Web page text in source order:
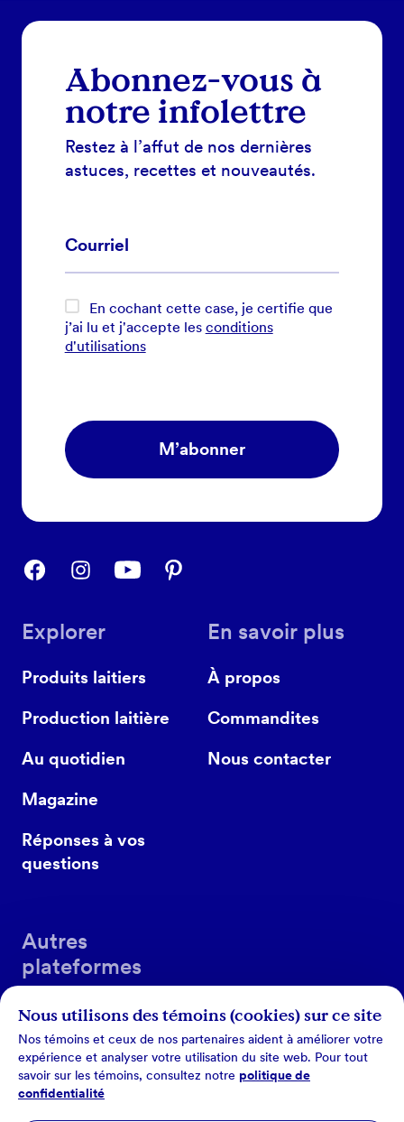
Nous utilisons des témoins (cookies) sur ce site
Nos témoins et ceux de nos partenaires aident à améliorer votre
expérience et analyser votre utilisation du site web. Pour tout
savoir sur les témoins, consultez notre politique de
confidentialité
Abonnez-vous à
notre infolettre
Restez à l’affut de nos dernières
astuces, recettes et nouveautés.
j’ai lu et j'accepte les conditions
d'utilisations
M’abonner
Explorer
Produits laitiers
Production laitière
Au quotidien
Magazine
Réponses à vos
questions
En savoir plus
À propos
Commandites
Nous contacter
Autres
plateformes